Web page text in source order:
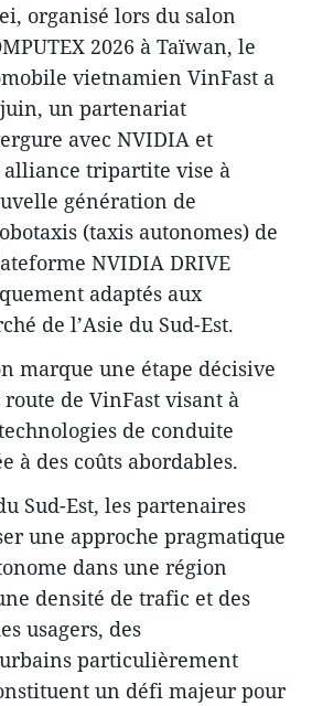
organisé lors du salon
2026 à Taïwan, le
vietnamien VinFast a
un partenariat
avec NVIDIA et
alliance tripartite vise à
génération de
(taxis autonomes) de
NVIDIA DRIVE
adaptés aux
de l’Asie du Sud-Est.
marque une étape décisive
de VinFast visant à
de conduite
à des coûts abordables.
Sud-Est, les partenaires
une approche pragmatique
dans une région
densité de trafic et des
usagers, des
particulièrement
un défi majeur pour